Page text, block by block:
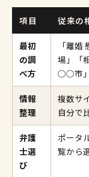
項目 従来の
最初
の調
べ方
「離婚
場」「
○○市」
情報
整理
複数サ
自分で
弁護
士選
び
ポータ
覧から